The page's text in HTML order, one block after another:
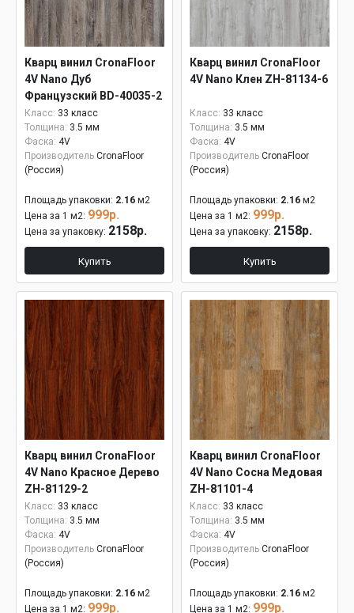
Кварц винил CronaFloor
4V Nano Дуб
Французский BD-40035-2
Класс: 33 класс
Толщина: 3.5 мм
Фаска: 4V
Производитель CronaFloor
(Россия)
Площадь упаковки: 2.16 м2
Цена за 1 м2: 999р.
Цена за упаковку: 2158р.
Купить
Кварц винил CronaFloor
4V Nano Клен ZH-81134-6
Класс: 33 класс
Толщина: 3.5 мм
Фаска: 4V
Производитель CronaFloor
(Россия)
Площадь упаковки: 2.16 м2
Цена за 1 м2: 999р.
Цена за упаковку: 2158р.
Купить
Кварц винил CronaFloor
4V Nano Красное Дерево
ZH-81129-2
Класс: 33 класс
Толщина: 3.5 мм
Фаска: 4V
Производитель CronaFloor
(Россия)
Площадь упаковки: 2.16 м2
Цена за 1 м2: 999р.
Кварц винил CronaFloor
4V Nano Сосна Медовая
ZH-81101-4
Класс: 33 класс
Толщина: 3.5 мм
Фаска: 4V
Производитель CronaFloor
(Россия)
Площадь упаковки: 2.16 м2
Цена за 1 м2: 999р.